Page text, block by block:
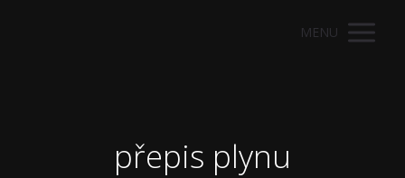
MENU
přepis plynu